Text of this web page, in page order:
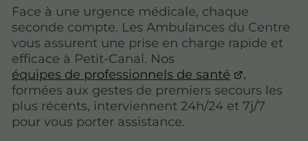
Face à une urgence médicale, chaque
seconde compte. Les Ambulances du Centre
vous assurent une prise en charge rapide et
efficace à Petit-Canal. Nos
équipes de professionnels de santé
,
formées aux gestes de premiers secours les
plus récents, interviennent 24h/24 et 7j/7
pour vous porter assistance.